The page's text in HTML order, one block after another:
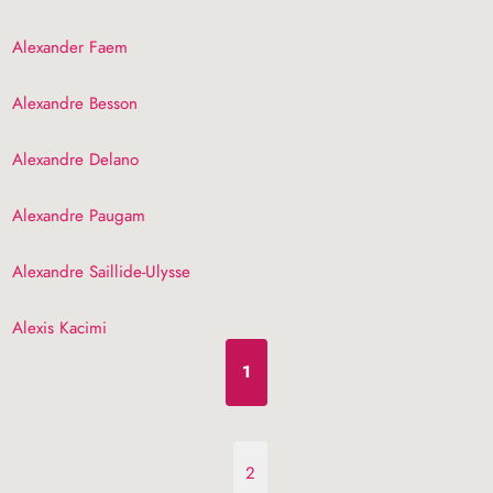
Alexander Faem
Alexandre Besson
Alexandre Delano
Alexandre Paugam
Alexandre Saillide-Ulysse
Alexis Kacimi
1
2